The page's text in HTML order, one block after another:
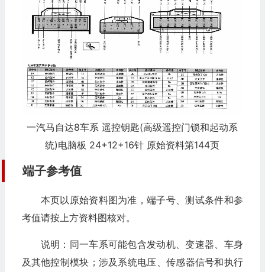
一汽马自达8车系 遥控钥匙(高级遥控门锁和起动系
统)电脑板 24+12+16针 原始资料第144页
端子参考值
本页以原始资料图为准，端子号、测试条件和参
考值请按上方资料图核对。
说明：同一车系可能包含发动机、变速器、车身
及其他控制模块；涉及系统电压、传感器信号和执行